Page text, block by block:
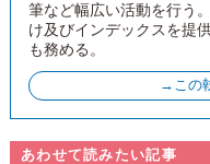
筆など幅広い活動を行う
け及びインデックスを提
も務める。
→この
あわせて読みたい記事